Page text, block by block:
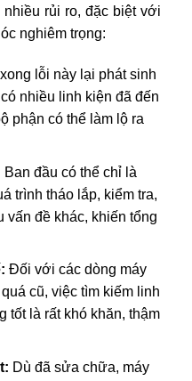
rủi ro, đặc biệt với
nghiêm trọng:
lỗi này lại phát sinh
nhiều linh kiện đã đến
phận có thể làm lộ ra
Ban đầu có thể chỉ là
trình tháo lắp, kiểm tra,
vấn đề khác, khiến tổng
Đối với các dòng máy
cũ, việc tìm kiếm linh
tốt là rất khó khăn, thậm
Dù đã sửa chữa, máy